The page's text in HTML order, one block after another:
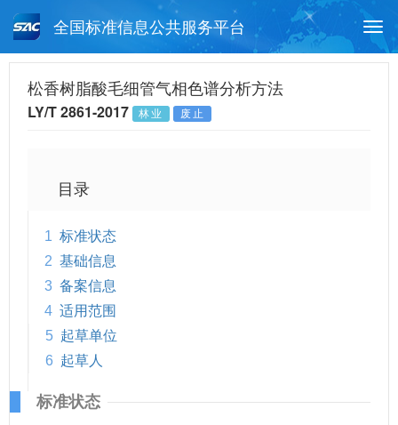
全国标准信息公共服务平台
月报查询 标准公告查询
松香树脂酸毛细管气相色谱分析方法
LY/T 2861-2017 林业 废止
目录
1 标准状态
2 基础信息
3 备案信息
4 适用范围
5 起草单位
6 起草人
标准状态